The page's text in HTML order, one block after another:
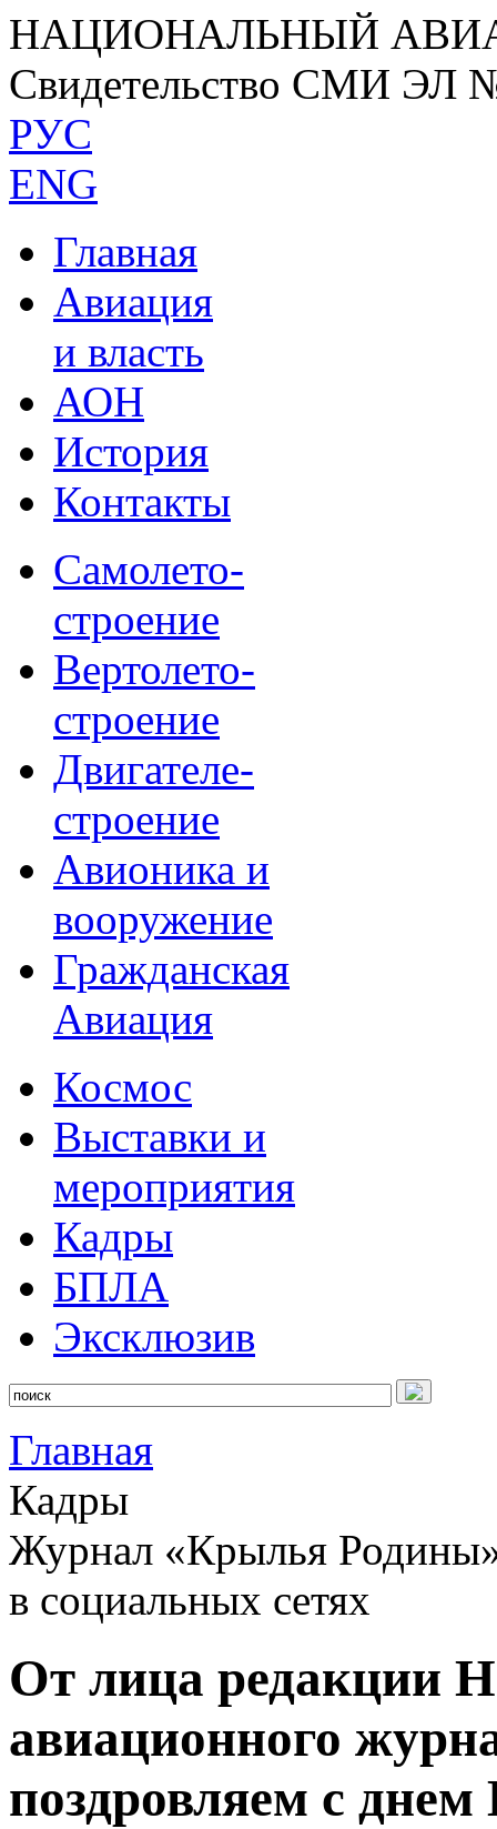
НАЦИОНАЛЬНЫЙ
Свидетельство СМИ ЭЛ
РУС
ENG
Главная
Авиация
и власть
АОН
История
Контакты
Самолето-
строение
Вертолето-
строение
Двигателе-
строение
Авионика и
вооружение
Гражданская
Авиация
Космос
Выставки и
мероприятия
Кадры
БПЛА
Эксклюзив
Главная
Кадры
Журнал «Крылья
в социальных сетях
От лица редакции
авиационного
поздровляем с